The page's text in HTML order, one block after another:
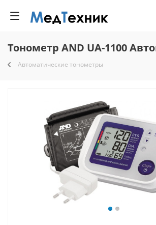
Тонометр AND UA-1100
Автоматические тонометры